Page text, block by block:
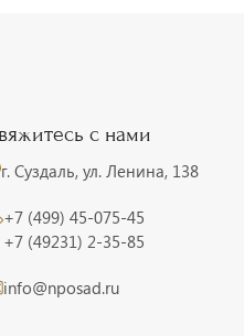
с нами
г. Суздаль, ул. Ленина, 138
+7 (499) 45-075-45
+7 (49231) 2-35-85
info@nposad.ru